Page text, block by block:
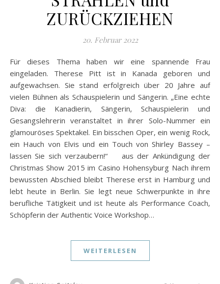
ZURÜCKZIEHEN
20. Februar 2022
Für dieses Thema haben wir eine spannende Frau
eingeladen. Therese Pitt ist in Kanada geboren und
aufgewachsen. Sie stand erfolgreich über 20 Jahre auf
vielen Bühnen als Schauspielerin und Sängerin. „Eine echte
Diva: die Kanadierin, Sängerin, Schauspielerin und
Gesangslehrerin veranstaltet in ihrer Solo-Nummer ein
glamouröses Spektakel. Ein bisschen Oper, ein wenig Rock,
ein Hauch von Elvis und ein Touch von Shirley Bassey –
lassen Sie sich verzaubern!“ aus der Ankündigung der
Christmas Show 2015 im Casino Hohensyburg Nach ihrem
bewussten Abschied bleibt Therese erst in Hamburg und
lebt heute in Berlin. Sie legt neue Schwerpunkte in ihre
berufliche Tätigkeit und ist heute als Performance Coach,
Schöpferin der Authentic Voice Workshop…
WEITERLESEN